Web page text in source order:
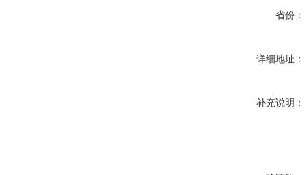
省份：
详细地址：
补充说明：